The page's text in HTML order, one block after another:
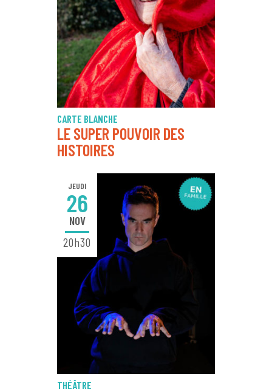
CARTE BLANCHE
LE SUPER POUVOIR DES
HISTOIRES
JEUDI
26
NOV
20h30
THÉÂTRE